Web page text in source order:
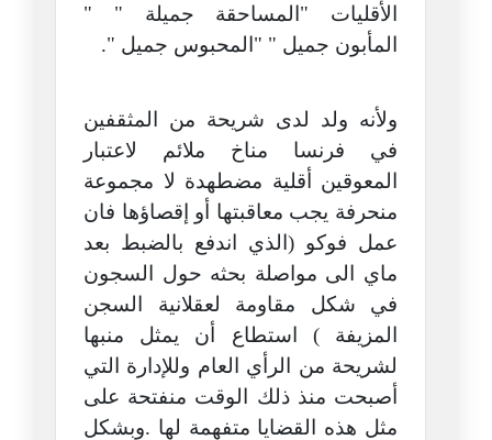
الأقليات "المساحقة جميلة " "
المأبون جميل " "المحبوس جميل ".
ولأنه ولد لدى شريحة من المثقفين
في فرنسا مناخ ملائم لاعتبار
المعوقين أقلية مضطهدة لا مجموعة
منحرفة يجب معاقبتها أو إقصاؤها فان
عمل فوكو (الذي اندفع بالضبط بعد
ماي الى مواصلة بحثه حول السجون
في شكل مقاومة لعقلانية السجن
المزيفة ) استطاع أن يمثل منبها
لشريحة من الرأي العام وللإدارة التي
أصبحت منذ ذلك الوقت منفتحة على
مثل هذه القضايا متفهمة لها .وبشكل